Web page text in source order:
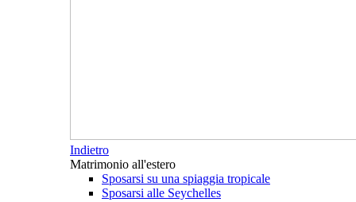
Indietro
Matrimonio all'estero
Sposarsi su una spiaggia tropicale
Sposarsi alle Seychelles